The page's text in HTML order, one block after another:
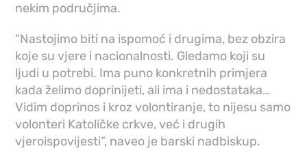
nekim područjima.
“Nastojimo biti na ispomoć i drugima, bez obzira
koje su vjere i nacionalnosti. Gledamo koji su
ljudi u potrebi. Ima puno konkretnih primjera
kada želimo doprinijeti, ali ima i nedostataka…
Vidim doprinos i kroz volontiranje, to nijesu samo
volonteri Katoličke crkve, već i drugih
vjeroispovijesti”, naveo je barski nadbiskup.